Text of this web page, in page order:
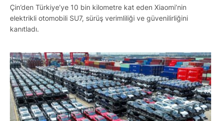
Çin’den Türkiye’ye 10 bin kilometre kat eden Xiaomi’nin
elektrikli otomobili SU7, sürüş verimliliği ve güvenilirliğini
kanıtladı.